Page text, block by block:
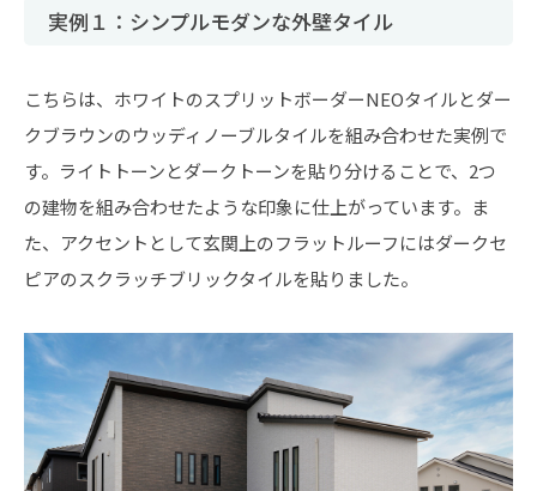
実例１：シンプルモダンな外壁タイル
こちらは、ホワイトのスプリットボーダーNEOタイルとダー
クブラウンのウッディノーブルタイルを組み合わせた実例で
す。ライトトーンとダークトーンを貼り分けることで、2つ
の建物を組み合わせたような印象に仕上がっています。ま
た、アクセントとして玄関上のフラットルーフにはダークセ
ピアのスクラッチブリックタイルを貼りました。